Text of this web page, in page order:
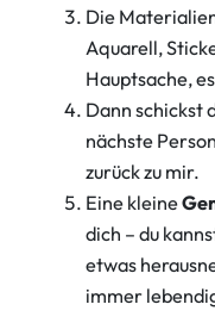
Die
Aquarell,
Hauptsache,
Dann schickst
nächste
zurück zu mir.
Eine kleine
dich – du
etwas
immer